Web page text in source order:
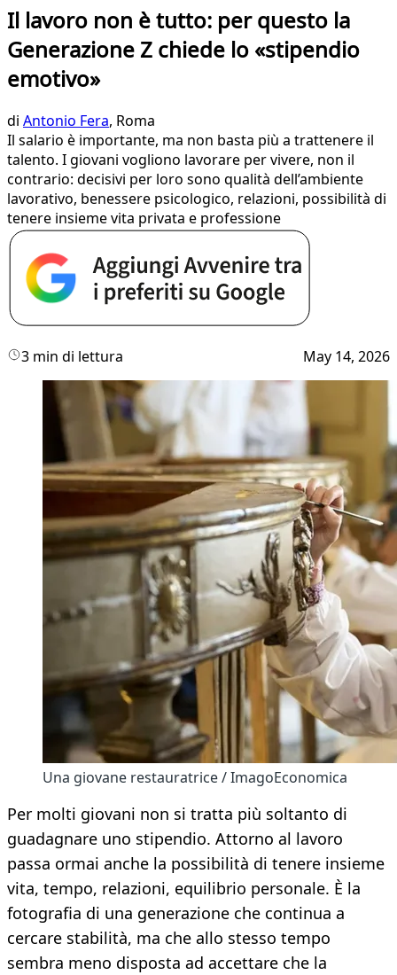
Il lavoro non è tutto: per questo la
Generazione Z chiede lo «stipendio
emotivo»
di Antonio Fera, Roma
Il salario è importante, ma non basta più a trattenere il
talento. I giovani vogliono lavorare per vivere, non il
contrario: decisivi per loro sono qualità dell’ambiente
lavorativo, benessere psicologico, relazioni, possibilità di
tenere insieme vita privata e professione
3 min di lettura May 14, 2026
Una giovane restauratrice / ImagoEconomica
Per molti giovani non si tratta più soltanto di
guadagnare uno stipendio. Attorno al lavoro
passa ormai anche la possibilità di tenere insieme
vita, tempo, relazioni, equilibrio personale. È la
fotografia di una generazione che continua a
cercare stabilità, ma che allo stesso tempo
sembra meno disposta ad accettare che la